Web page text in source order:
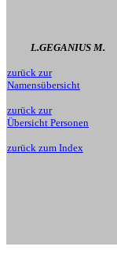
L.GEGANIUS M.
zurück zur
Namensübersicht
zurück zur
Übersicht Personen
zurück zum Index